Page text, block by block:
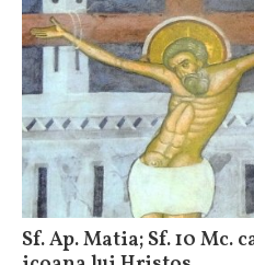
Sf. Ap. Matia; Sf. 10 Mc.